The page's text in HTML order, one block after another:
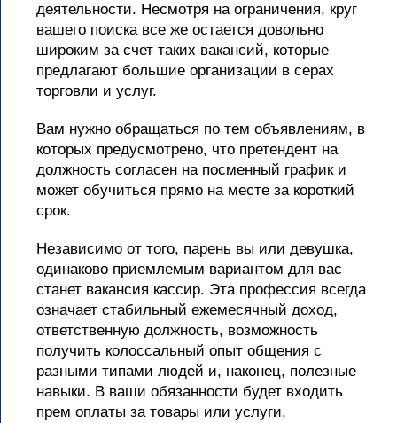
деятельности. Несмотря на ограничения, круг
вашего поиска все же остается довольно
широким за счет таких вакансий, которые
предлагают большие организации в серах
торговли и услуг.
Вам нужно обращаться по тем объявлениям, в
которых предусмотрено, что претендент на
должность согласен на посменный график и
может обучиться прямо на месте за короткий
срок.
Независимо от того, парень вы или девушка,
одинаково приемлемым вариантом для вас
станет вакансия кассир. Эта профессия всегда
означает стабильный ежемесячный доход,
ответственную должность, возможность
получить колоссальный опыт общения с
разными типами людей и, наконец, полезные
навыки. В ваши обязанности будет входить
прем оплаты за товары или услуги,